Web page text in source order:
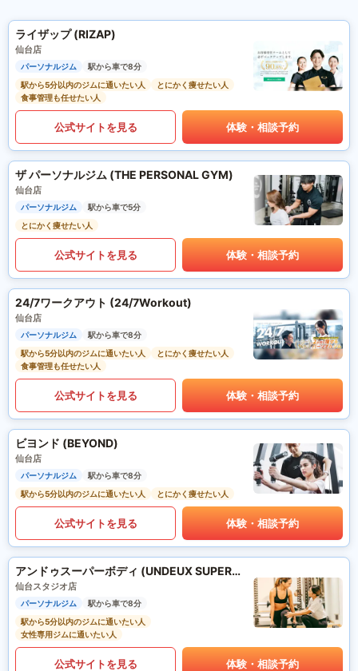
ライザップ (RIZAP)
仙台店
パーソナルジム
駅から車で8分
駅から5分以内のジムに通いたい人
とにかく痩せたい人
食事管理も任せたい人
公式サイトを見る 体験・相談予約
ザ パーソナルジム (THE PERSONAL GYM)
仙台店
パーソナルジム
駅から車で5分
とにかく痩せたい人
公式サイトを見る 体験・相談予約
24/7ワークアウト (24/7Workout)
仙台店
パーソナルジム
駅から車で8分
駅から5分以内のジムに通いたい人
とにかく痩せたい人
食事管理も任せたい人
公式サイトを見る 体験・相談予約
ビヨンド (BEYOND)
仙台店
パーソナルジム
駅から車で8分
駅から5分以内のジムに通いたい人
とにかく痩せたい人
公式サイトを見る 体験・相談予約
アンドゥスーパーボディ (UNDEUX SUPERBODY)
仙台スタジオ店
パーソナルジム
駅から車で8分
駅から5分以内のジムに通いたい人
女性専用ジムに通いたい人
公式サイトを見る 体験・相談予約